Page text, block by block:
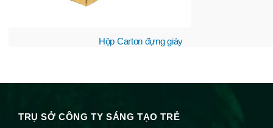
Hộp Carton đựng giày
TRỤ SỞ CÔNG TY SÁNG TẠO TRẺ